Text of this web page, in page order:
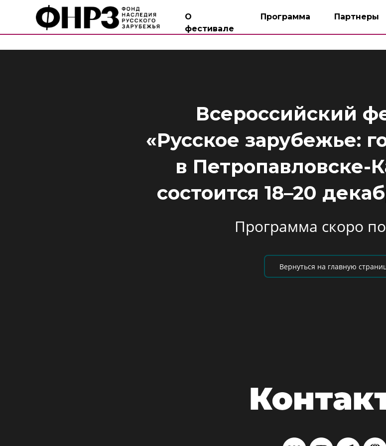
Программа Партнеры
О
фестивале
Всероссийский
«Русское зарубежье:
в Петропавловске-
состоится 18–20
Программа скоро
Вернуться на главную